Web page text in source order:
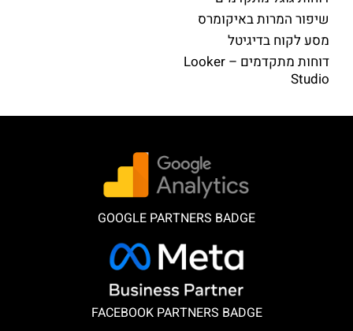
שיפור המרות באיקומרס
מסע לקוח בדיגיטל
דוחות מתקדמים – Looker
Studio
GOOGLE PARTNERS BADGE
FACEBOOK PARTNERS BADGE